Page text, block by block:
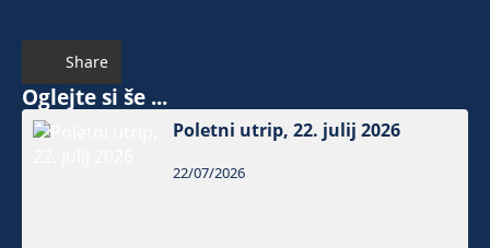
Share
Oglejte si še ...
Poletni utrip, 22. julij 2026
22/07/2026